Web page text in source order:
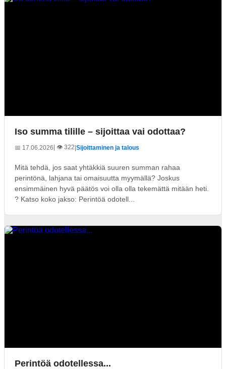
Iso summa tilille – sijoittaa vai odottaa?
📅 17.06.2026| 👁️ 322 Sijoittaminen ja talous
Mitä tehdä, jos saat yhtäkkiä suuren summan rahaa
perintönä, lahjana tai omaisuutta myymällä? Joskus
ensimmäinen hyvä päätös voi olla olla tekemättä mitään heti.
? Katso koko jakso: Perintöä odotell...
Perintöä odotellessa...